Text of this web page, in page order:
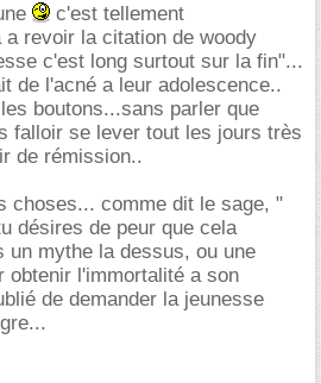
c'est tellement
a revoir la citation de woody
c'est long surtout sur la fin"...
de l'acné a leur adolescence..
boutons...sans parler que
falloir se lever tout les jours très
de rémission..
choses... comme dit le sage, "
désires de peur que cela
un mythe la dessus, ou une
obtenir l'immortalité a son
de demander la jeunesse